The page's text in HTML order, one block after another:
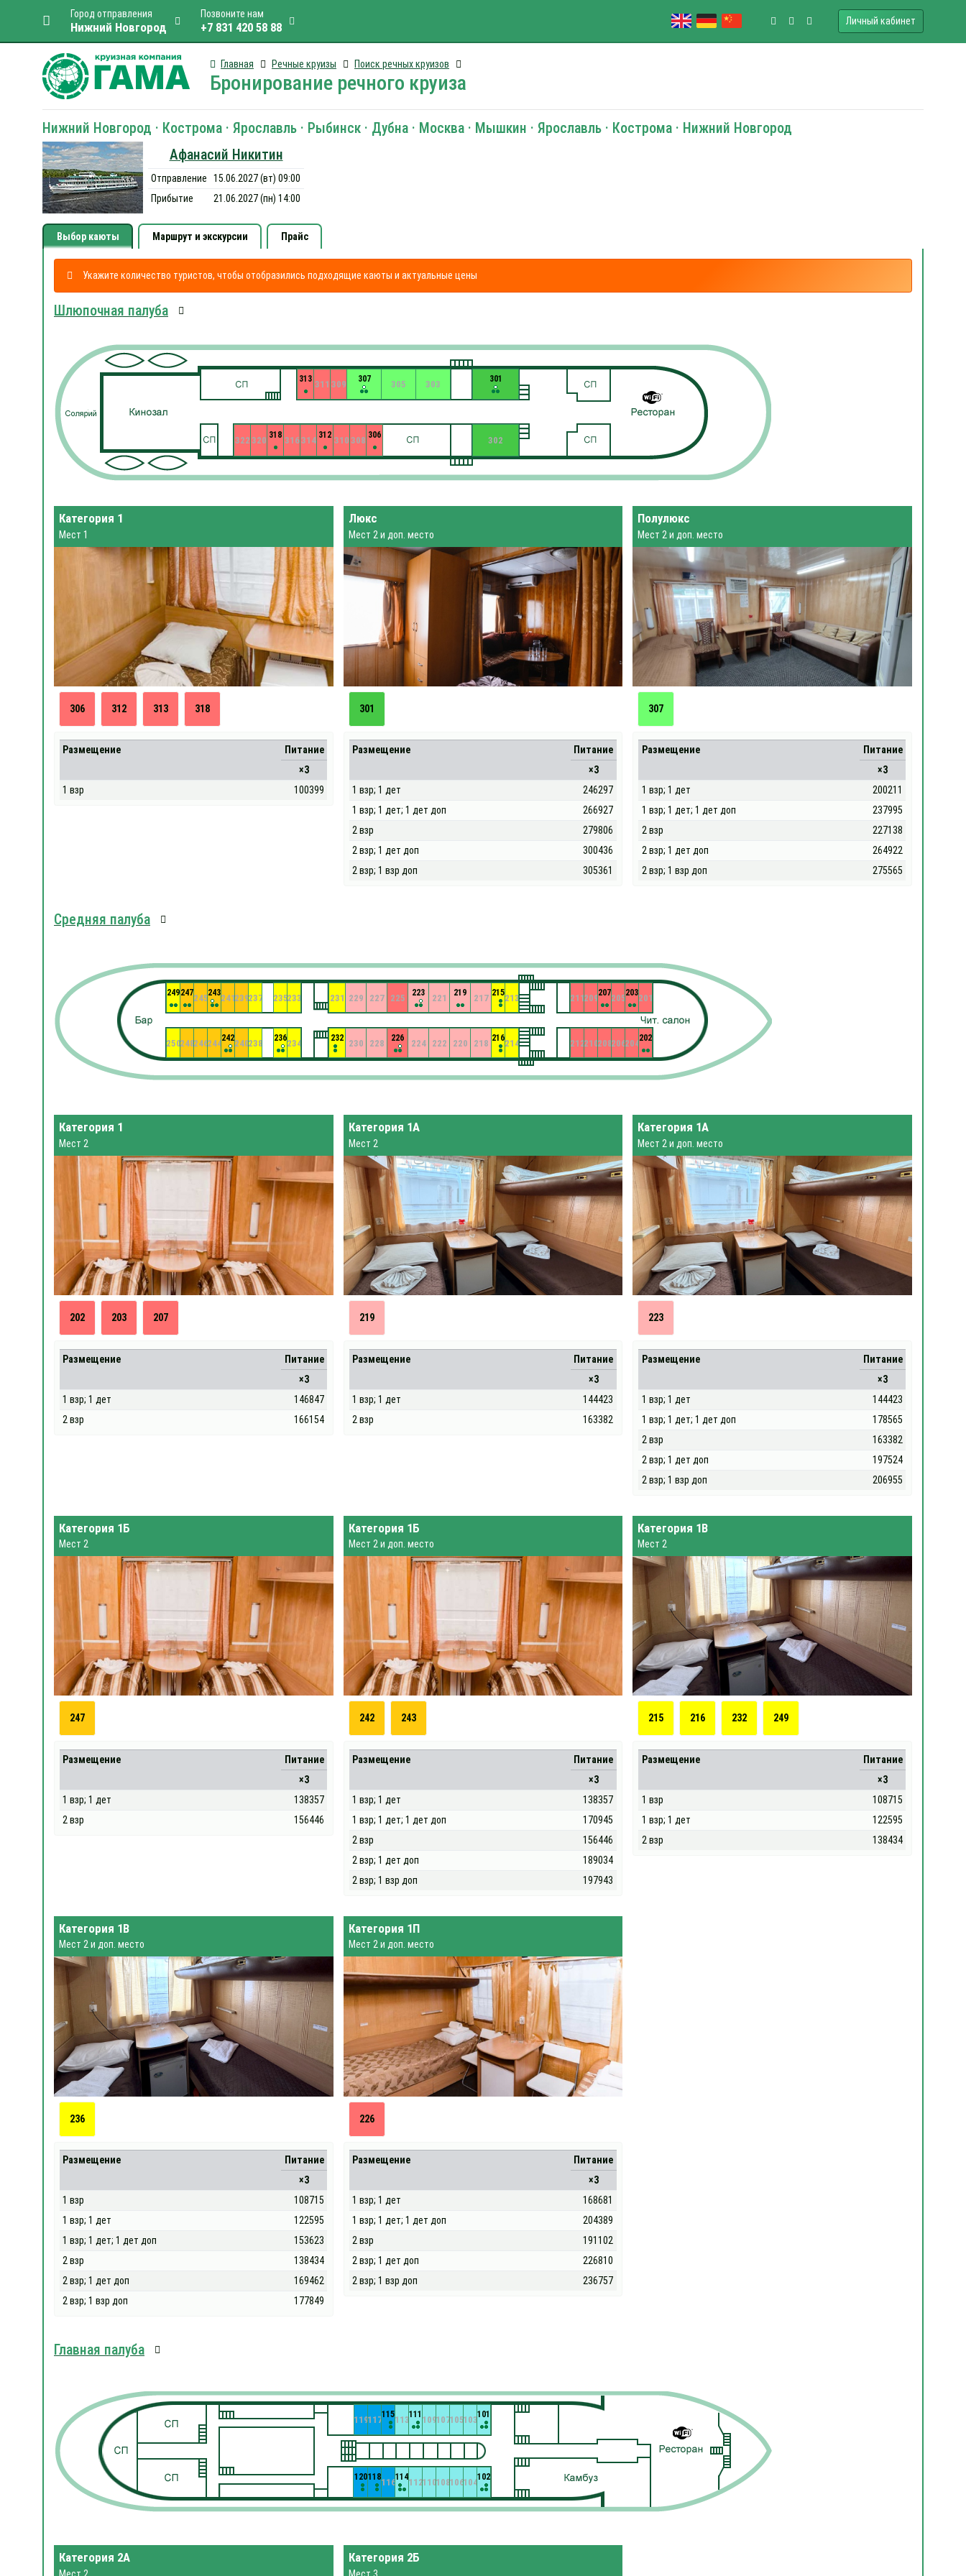
Город отправления
Нижний Новгород
Позвоните нам
+7 831 420 58 88 Личный кабинет
Главная Речные круизы Поиск речных круизов
Бронирование речного круиза
Нижний Новгород · Кострома · Ярославль · Рыбинск · Дубна · Москва · Мышкин · Ярославль · Кострома · Нижний Новгород
Афанасий Никитин
Отправление
15.06.2027 (вт) 09:00
Прибытие
21.06.2027 (пн) 14:00
Выбор каюты Маршрут и экскурсии Прайс
Укажите количество туристов, чтобы отобразились подходящие каюты и актуальные цены
Шлюпочная палуба
301
302
303
305
306
307
308
309
310
311
312
313
314
316
318
320
322
Категория 1
Мест 1
306 312 313 318
Размещение
Питание
×3
1 взр
100399
Люкс
Мест 2 и доп. место
301
Размещение
Питание
×3
1 взр; 1 дет
246297
1 взр; 1 дет; 1 дет доп
266927
2 взр
279806
2 взр; 1 дет доп
300436
2 взр; 1 взр доп
305361
Полулюкс
Мест 2 и доп. место
307
Размещение
Питание
×3
1 взр; 1 дет
200211
1 взр; 1 дет; 1 дет доп
237995
2 взр
227138
2 взр; 1 дет доп
264922
2 взр; 1 взр доп
275565
Средняя палуба
201
202
203
204
205
206
207
208
209
210
211
212
213
214
215
216
217
218
219
220
221
222
223
224
225
226
227
228
229
230
231
232
233
234
235
236
237
238
239
240
241
242
243
244
245
246
247
248
249
250
Категория 1
Мест 2
202 203 207
Размещение
Питание
×3
1 взр; 1 дет
146847
2 взр
166154
Категория 1А
Мест 2
219
Размещение
Питание
×3
1 взр; 1 дет
144423
2 взр
163382
Категория 1А
Мест 2 и доп. место
223
Размещение
Питание
×3
1 взр; 1 дет
144423
1 взр; 1 дет; 1 дет доп
178565
2 взр
163382
2 взр; 1 дет доп
197524
2 взр; 1 взр доп
206955
Категория 1Б
Мест 2
247
Размещение
Питание
×3
1 взр; 1 дет
138357
2 взр
156446
Категория 1Б
Мест 2 и доп. место
242 243
Размещение
Питание
×3
1 взр; 1 дет
138357
1 взр; 1 дет; 1 дет доп
170945
2 взр
156446
2 взр; 1 дет доп
189034
2 взр; 1 взр доп
197943
Категория 1В
Мест 2
215 216 232 249
Размещение
Питание
×3
1 взр
108715
1 взр; 1 дет
122595
2 взр
138434
Категория 1В
Мест 2 и доп. место
236
Размещение
Питание
×3
1 взр
108715
1 взр; 1 дет
122595
1 взр; 1 дет; 1 дет доп
153623
2 взр
138434
2 взр; 1 дет доп
169462
2 взр; 1 взр доп
177849
Категория 1П
Мест 2 и доп. место
226
Размещение
Питание
×3
1 взр; 1 дет
168681
1 взр; 1 дет; 1 дет доп
204389
2 взр
191102
2 взр; 1 дет доп
226810
2 взр; 1 взр доп
236757
Главная палуба
101
102
103
104
105
106
107
108
109
110
111
112
113
114
115
116
117
118
119
120
Категория 2А Категория 2Б